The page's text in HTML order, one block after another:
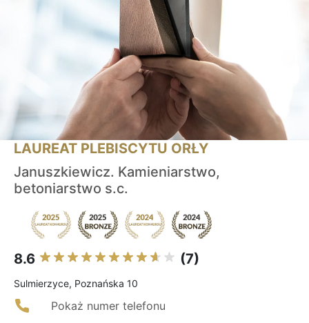
LAUREAT PLEBISCYTU ORŁY
Januszkiewicz. Kamieniarstwo,
betoniarstwo s.c.
8.6 (7)
Sulmierzyce, Poznańska 10
Pokaż numer telefonu